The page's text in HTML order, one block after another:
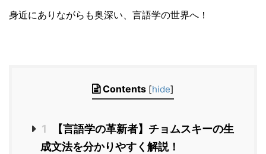
身近にありながらも奥深い、言語学の世界へ！
Contents [hide]
1
【言語学の革新者】チョムスキーの生
成文法を分かりやすく解説！